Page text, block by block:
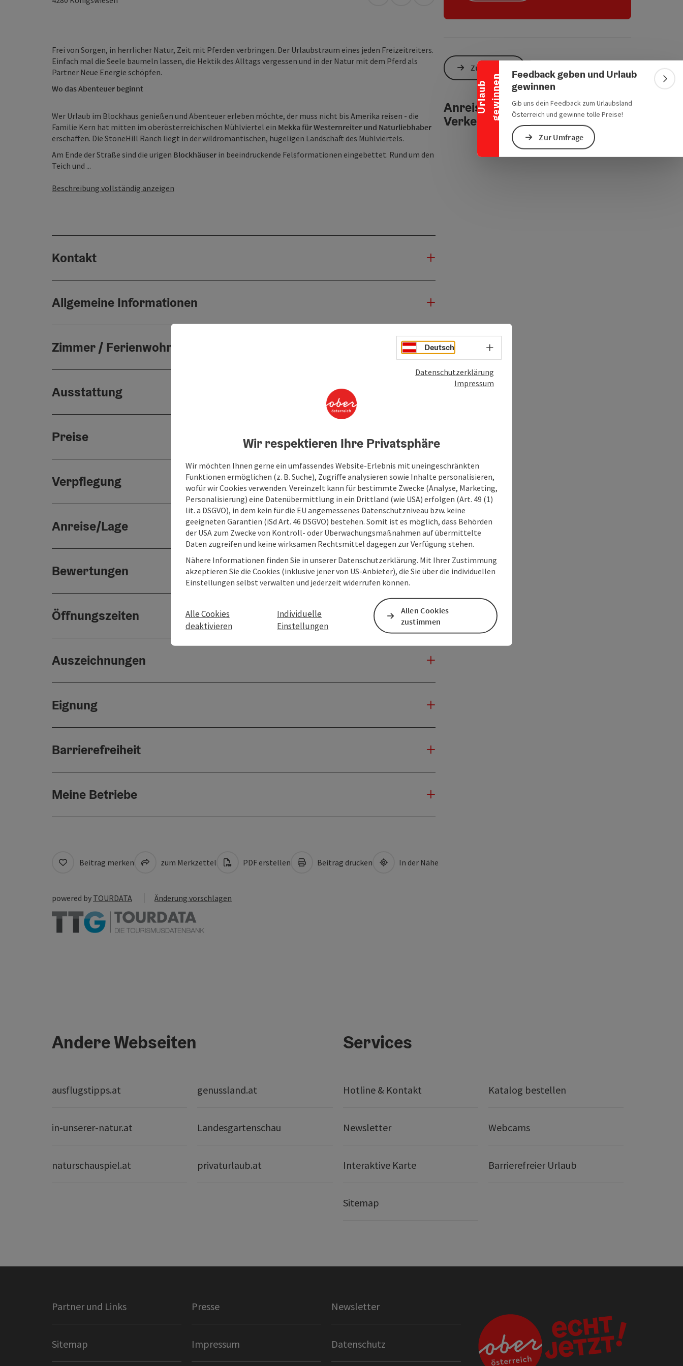
U
r
l
a
u
b
g
e
w
i
n
n
e n
Banner einklappen
Feedback geben und Urlaub
gewinnen
Gib uns dein Feedback zum Urlaubsland
Österreich und gewinne tolle Preise!
Zur Umfrage
Frei von Sorgen, in herrlicher Natur, Zeit mit Pferden verbringen. Der Urlaubstraum eines jeden Freizeitreiters.
Einfach mal die Seele baumeln lassen, die Hektik des Alltags vergessen und in der Natur mit dem Pferd als
Partner Neue Energie schöpfen.
Wo das Abenteuer beginnt
Wer Urlaub im Blockhaus genießen und Abenteuer erleben möchte, der muss nicht bis Amerika reisen - die
Familie Kern hat mitten im oberösterreichischen Mühlviertel ein Mekka für Westernreiter und Naturliebhaber
erschaffen. Die StoneHill Ranch liegt in der wildromantischen, hügeligen Landschaft des Mühlviertels.
Am Ende der Straße sind die urigen Blockhäuser in beeindruckende Felsformationen eingebettet. Rund um den
Teich und ...
Beschreibung vollständig anzeigen
Kontakt
Allgemeine Informationen
Zimmer / Ferienwohnungen
Ausstattung
Preise
Verpflegung
Anreise/Lage
Bewertungen
Öffnungszeiten
Auszeichnungen
Eignung
Barrierefreiheit
Meine Betriebe
Zur Website
Anreise mit öffentlichen
Verkehrsmitteln
Beitrag merken zum Merkzettel PDF erstellen Beitrag drucken In der Nähe
powered by TOURDATA Änderung vorschlagen
Andere Webseiten
ausflugstipps.at genussland.at
in-unserer-natur.at Landesgartenschau
naturschauspiel.at privaturlaub.at
Services
Hotline & Kontakt Katalog bestellen
Newsletter Webcams
Interaktive Karte Barrierefreier Urlaub
Sitemap
Partner und Links Presse Newsletter
Sitemap Impressum Datenschutz
Deutsch Sprachwahl - Menü öffnen
Datenschutzerklärung
Impressum
Wir respektieren Ihre Privatsphäre
Wir möchten Ihnen gerne ein umfassendes Website-Erlebnis mit uneingeschränkten
Funktionen ermöglichen (z. B. Suche), Zugriffe analysieren sowie Inhalte personalisieren,
wofür wir Cookies verwenden. Vereinzelt kann für bestimmte Zwecke (Analyse, Marketing,
Personalisierung) eine Datenübermittlung in ein Drittland (wie USA) erfolgen (Art. 49 (1)
lit. a DSGVO), in dem kein für die EU angemessenes Datenschutzniveau bzw. keine
geeigneten Garantien (iSd Art. 46 DSGVO) bestehen. Somit ist es möglich, dass Behörden
der USA zum Zwecke von Kontroll- oder Überwachungsmaßnahmen auf übermittelte
Daten zugreifen und keine wirksamen Rechtsmittel dagegen zur Verfügung stehen.
Nähere Informationen finden Sie in unserer Datenschutzerklärung. Mit Ihrer Zustimmung
akzeptieren Sie die Cookies (inklusive jener von US-Anbieter), die Sie über die individuellen
Einstellungen selbst verwalten und jederzeit widerrufen können.
Alle Cookies
deaktivieren
Individuelle
Einstellungen
Allen Cookies
zustimmen